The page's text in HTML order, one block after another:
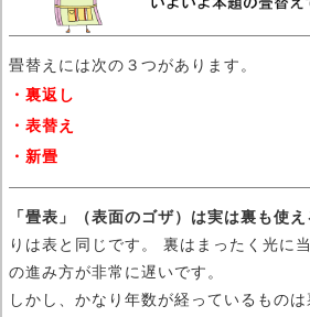
畳替えには次の３つがあります。
・裏返し
・表替え
・新畳
「畳表」（表面のゴザ）は実は裏も使え
りは表と同じです。 裏はまったく光に
の進み方が非常に遅いです。
しかし、かなり年数が経っているもの